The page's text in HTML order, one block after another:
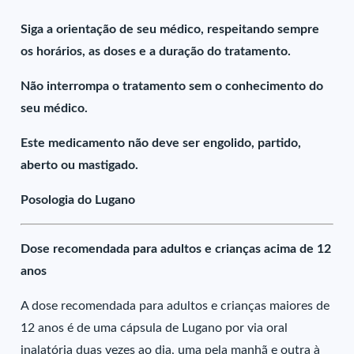
Siga a orientação de seu médico, respeitando sempre
os horários, as doses e a duração do tratamento.
Não interrompa o tratamento sem o conhecimento do
seu médico.
Este medicamento não deve ser engolido, partido,
aberto ou mastigado.
Posologia do Lugano
Dose recomendada para adultos e crianças acima de 12
anos
A dose recomendada para adultos e crianças maiores de
12 anos é de uma cápsula de Lugano por via oral
inalatória duas vezes ao dia, uma pela manhã e outra à